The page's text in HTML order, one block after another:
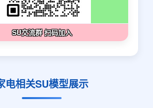
SU交流群 扫码加入
电相关SU模型展示